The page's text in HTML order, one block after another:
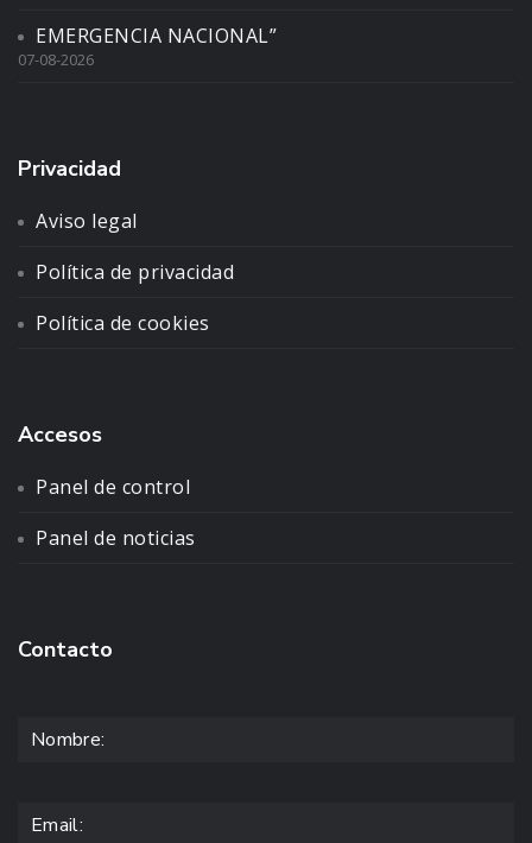
EMERGENCIA NACIONAL”
07-08-2026
Privacidad
Aviso legal
Política de privacidad
Política de cookies
Accesos
Panel de control
Panel de noticias
Contacto